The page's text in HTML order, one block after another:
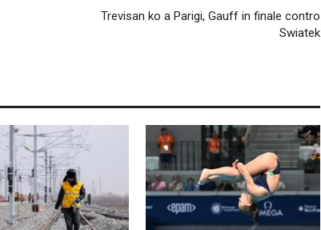
Trevisan ko a Parigi, Gauff in finale contro
Swiatek